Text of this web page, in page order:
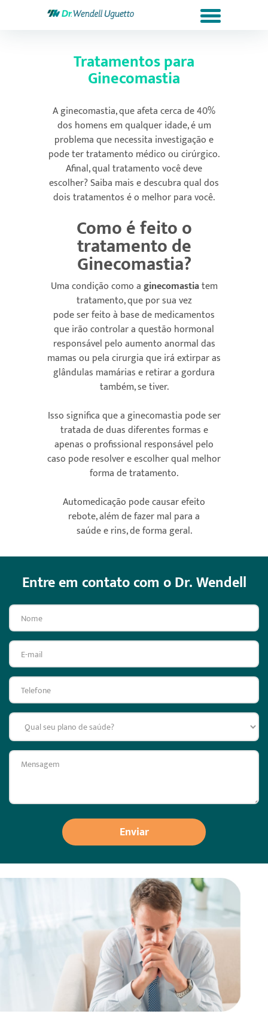
Tratamentos para
Ginecomastia
A ginecomastia, que afeta cerca de 40%
dos homens em qualquer idade, é um
problema que necessita investigação e
pode ter tratamento médico ou cirúrgico.
Afinal, qual tratamento você deve
escolher? Saiba mais e descubra qual dos
dois tratamentos é o melhor para você.
Como é feito o
tratamento de
Ginecomastia?
Uma condição como aginecomastiatem
tratamento, que por sua vez
pode ser feito à base de medicamentos
que irão controlar a questão hormonal
responsável pelo aumento anormal das
mamas ou pela cirurgia que irá extirpar as
glândulas mamárias e retirar a gordura
também, se tiver.
Isso significa que a ginecomastia pode ser
tratada de duas diferentes formas e
apenas o profissional responsável pelo
caso pode resolver e escolher qual melhor
forma de tratamento.
Automedicação pode causar efeito
rebote, além de fazer mal para a
saúde e rins, de forma geral.
Entre em contato com o Dr. Wendell
Nome
E-mail
Telefone
Mensagem
Enviar